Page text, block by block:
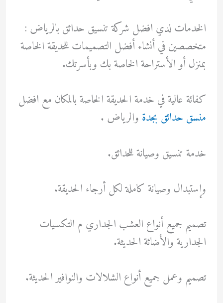
الخدمات لدي افضل شركة تنسيق حدائق بالرياض :
متخصصين في أنشاء أفضل التصميمات للحديقة الخاصة
بمنزل أو الأستراحة الخاصة بك وبأسرتك.
كفائة عالية في خدمة الحديقة الخاصة بالمكان مع افضل
منسق حدائق بجدة والرياض .
خدمة تنسيق وصيانة للحدائق.
وإستبدال وصيانة كاملة لكل أرجاء الحديقة.
تصميم جميع أنواع العشب الجداري م التكسيات
الجدارية والأضائة الحديثة.
تصميم وعمل جميع أنواع الشلالات والنوافير الحديثة.